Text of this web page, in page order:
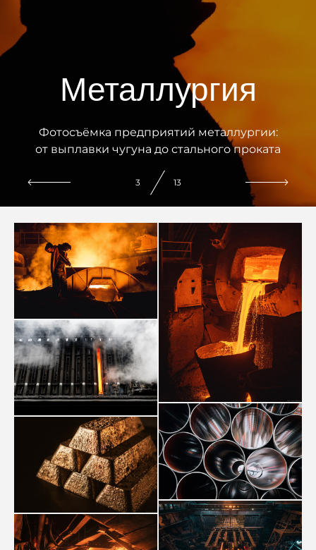
Металлургия
Фотосъёмка предприятий металлургии:
от выплавки чугуна до стального проката
3 13